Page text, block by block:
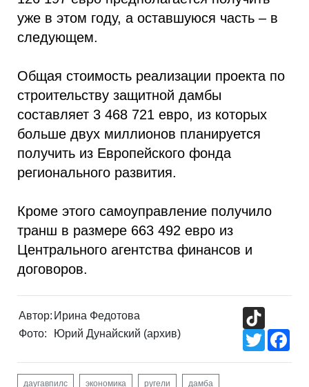
уже в этом году, а оставшуюся часть – в
следующем.
Общая стоимость реализации проекта по
строительству защитной дамбы
составляет 3 468 721 евро, из которых
больше двух миллионов планируется
получить из Европейского фонда
регионального развития.
Кроме этого самоуправление получило
транш в размере 663 492 евро из
Центрального агентства финансов и
договоров.
Автор: Ирина Федотова
Фото:
Юрий Дунайский (архив)
Twitter
даугавпилс экономика ругели дамба